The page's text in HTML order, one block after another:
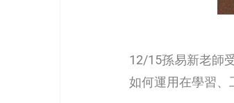
12/15孫易新老師
如何運用在學習、